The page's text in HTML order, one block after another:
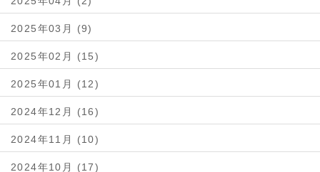
2025年03月 (9)
2025年02月 (15)
2025年01月 (12)
2024年12月 (16)
2024年11月 (10)
2024年10月 (17)